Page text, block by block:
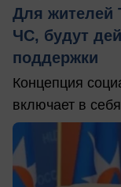
Для жителей
ЧС, будут
поддержки
Концепция
включает в